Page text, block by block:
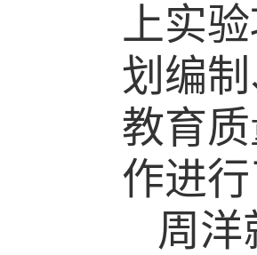
上实
划编
教育
作进
周洋